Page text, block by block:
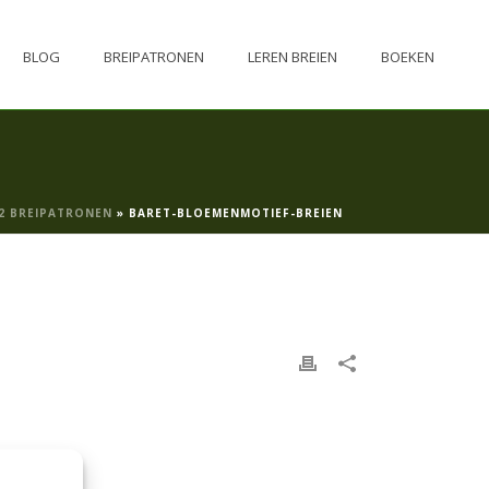
BLOG BREIPATRONEN LEREN BREIEN BOEKEN
BREIPATRONEN » BARET-BLOEMENMOTIEF-BREIEN